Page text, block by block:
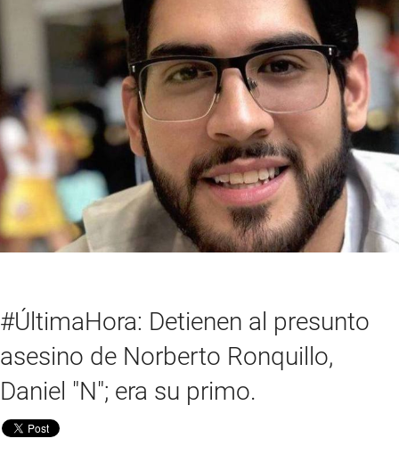
#ÚltimaHora: Detienen al presunto
asesino de Norberto Ronquillo,
Daniel "N"; era su primo.